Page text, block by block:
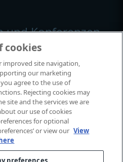
und Konferenzen
cookies
improved site navigation,
our marketing
you agree to the use of
Rejecting cookies may
site and the services we are
our use of cookies
for optional
or view our View